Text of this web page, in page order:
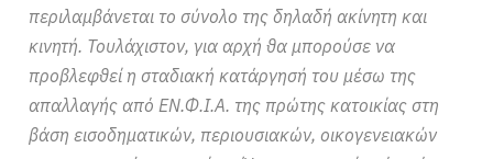
περιλαμβάνεται το σύνολο της δηλαδή ακίνητη και
κινητή. Τουλάχιστον, για αρχή θα μπορούσε να
προβλεφθεί η σταδιακή κατάργησή του μέσω της
απαλλαγής από ΕΝ.Φ.Ι.Α. της πρώτης κατοικίας στη
βάση εισοδηματικών, περιουσιακών, οικογενειακών